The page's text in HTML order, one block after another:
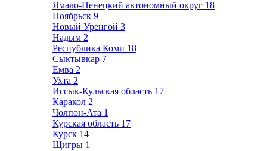
Ямало-Ненецкий автономный округ 18
Ноябрьск 9
Новый Уренгой 3
Надым 2
Республика Коми 18
Сыктывкар 7
Емва 2
Ухта 2
Иссык-Кульская область 17
Каракол 2
Чолпон-Ата 1
Курская область 17
Курск 14
Щигры 1